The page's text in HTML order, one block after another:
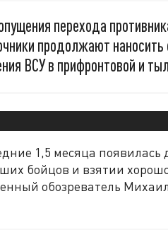
перехода
продолжают
ВСУ в прифронтовой и
1,5 месяца
бойцов и взятии
обозреватель